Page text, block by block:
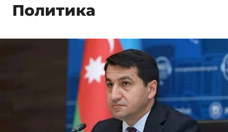
Политика